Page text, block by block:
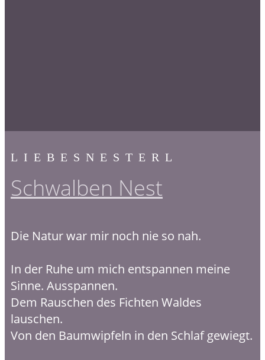
LIEBESNESTERL
Schwalben Nest
Die Natur war mir noch nie so nah.
In der Ruhe um mich entspannen meine
Sinne. Ausspannen.
Dem Rauschen des Fichten Waldes
lauschen.
Von den Baumwipfeln in den Schlaf gewiegt.